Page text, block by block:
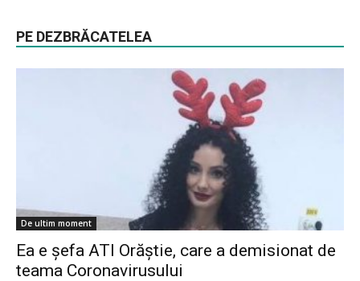
PE DEZBRĂCATELEA
De ultim moment
Ea e șefa ATI Orăștie, care a demisionat de
teama Coronavirusului